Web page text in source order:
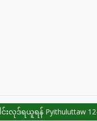
င်းလုဒ်ရယူရန် Pyithuluttaw